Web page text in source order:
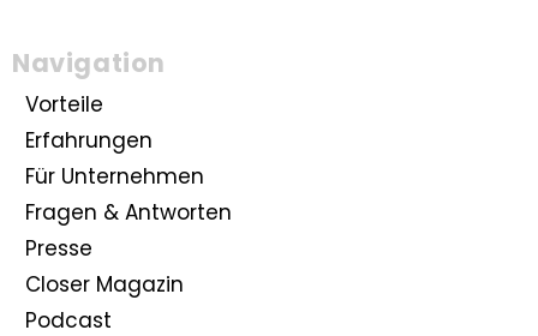
Navigation
Vorteile
Erfahrungen
Für Unternehmen
Fragen & Antworten
Presse
Closer Magazin
Podcast